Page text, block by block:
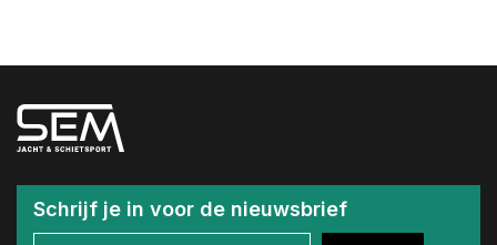
Schrijf je in voor de nieuwsbrief